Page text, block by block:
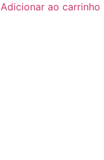
Adicionar ao carrinho